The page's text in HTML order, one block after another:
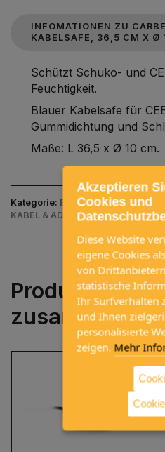
INFOMATIONEN ZU
KABELSAFE, 36,5 CM X Ø
Schützt Schuko- und
Feuchtigkeit.
Blauer Kabelsafe für
Gummidichtung und
Maße: L 36,5 x Ø 10 cm.
Kategorie: ELEKTRIK / 12V/230V
KABEL & ADAPTER CEE
Produkte, die
zusammen
Akzeptieren
Cookies und
Diese Website
eigene Cookies
von
statistische
Ihr Surfverhalten
und Ihnen
personalisierte
zeigen. Mehr